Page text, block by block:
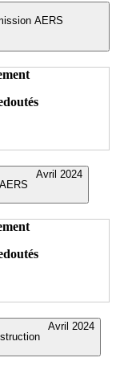
AERS
Avril 2024
Avril 2024